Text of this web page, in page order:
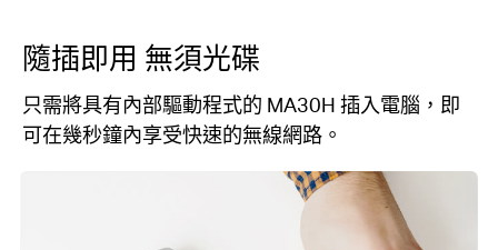
隨插即用 無須光碟
只需將具有內部驅動程式的 MA30H 插入電腦，即
可在幾秒鐘內享受快速的無線網路。